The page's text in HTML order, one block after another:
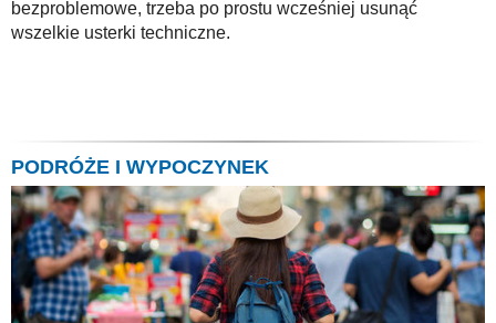
bezproblemowe, trzeba po prostu wcześniej usunąć
wszelkie usterki techniczne.
PODRÓŻE I WYPOCZYNEK